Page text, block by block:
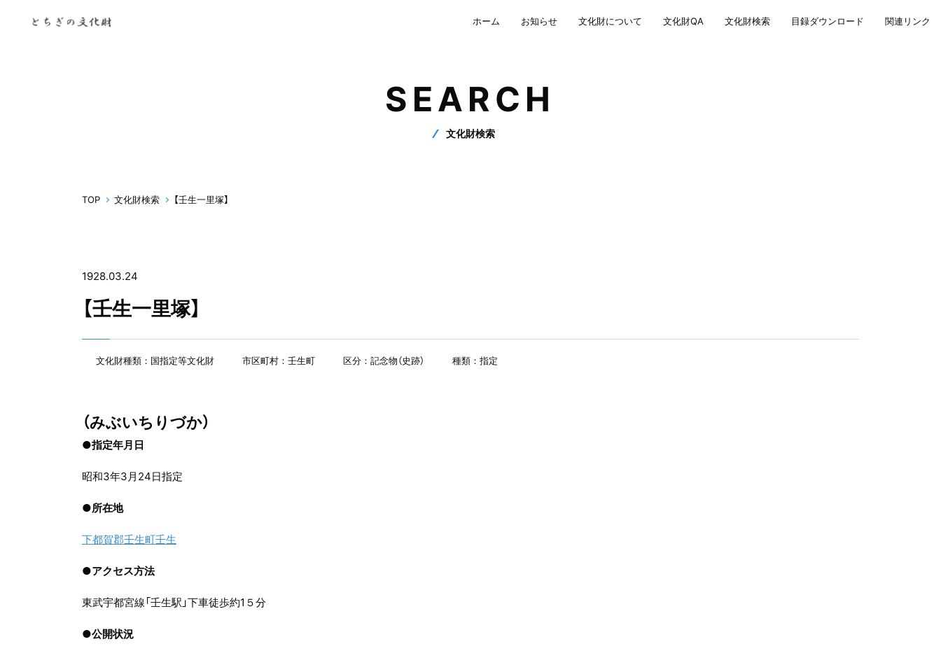
ホーム お知らせ 文化財について 文化財QA 文化財検索 目録ダウンロード 関連リンク
SEARCH
文化財検索
TOP 文化財検索 【壬生一里塚】
1928.03.24
【壬生一里塚】
文化財種類：国指定等文化財 市区町村：壬生町 区分：記念物（史跡） 種類：指定
（みぶいちりづか）
●指定年月日
昭和3年3月24日指定
●所在地
下都賀郡壬生町壬生
●アクセス方法
東武宇都宮線「壬生駅」下車徒歩約1５分
●公開状況